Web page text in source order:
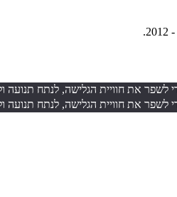
- 2012.